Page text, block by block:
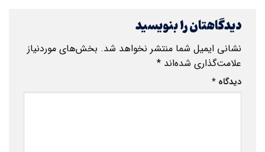
دیدگاهتان را بنویسید
نشانی ایمیل شما منتشر نخواهد شد. بخش‌های موردنیاز
علامت‌گذاری شده‌اند *
دیدگاه *